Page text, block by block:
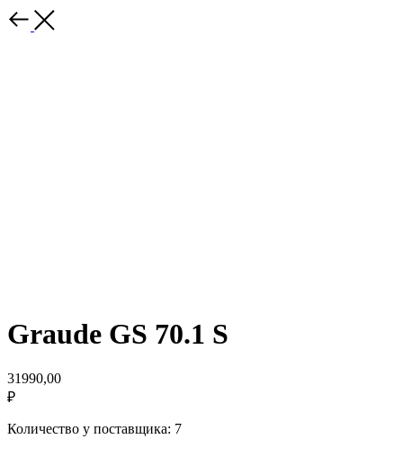
Graude GS 70.1 S
31990,00
₽
Количество у поставщика: 7